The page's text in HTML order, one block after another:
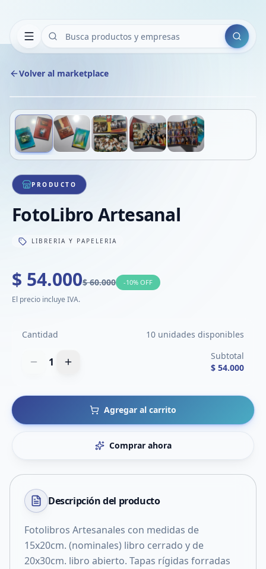
Buscar
Volver al marketplace
1/5
PRODUCTO
FotoLibro Artesanal
LIBRERIA Y PAPELERIA
$ 54.000$ 60.000 -10% OFF
El precio incluye IVA.
Cantidad 10 unidades disponibles
1
Subtotal
$ 54.000
Agregar al carrito
Comprar ahora
Descripción del producto
Fotolibros Artesanales con medidas de
15x20cm. (nominales) libro cerrado y de
20x30cm. libro abierto. Tapas rígidas forradas